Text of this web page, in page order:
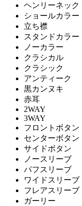
ヘンリーネック
ショールカラー
立ち襟
スタンドカラー
ノーカラー
クラシカル
クラシック
アンティーク
黒カンヌキ
赤耳
2WAY
3WAY
フロントボタン
センターボタン
サイドボタン
ノースリーブ
パフスリーブ
ワイドスリーブ
フレアスリーブ
ガーリー